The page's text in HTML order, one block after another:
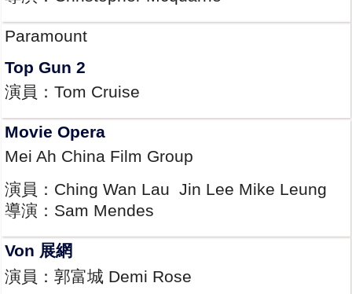
Paramount
Top Gun 2
演員：Tom Cruise
Movie Opera
Mei Ah China Film Group
演員：Ching Wan Lau Jin Lee Mike Leung
導演：Sam Mendes
Von 展網
演員：郭富城 Demi Rose